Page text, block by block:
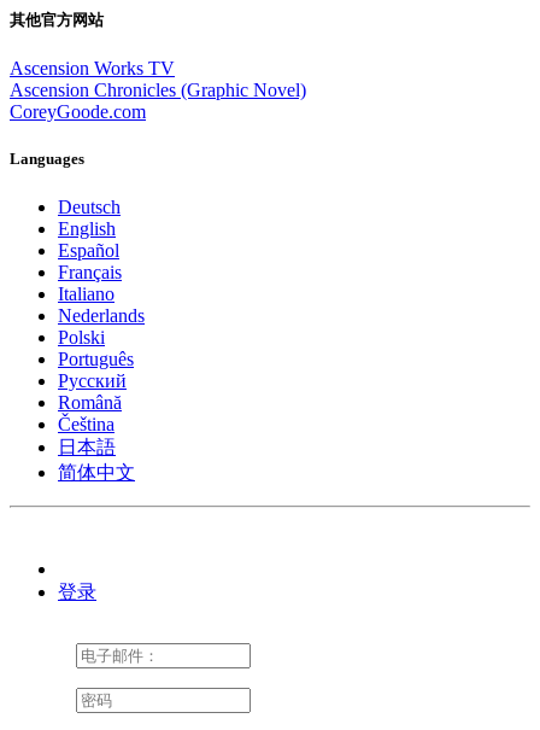
其他官方网站
Ascension Works TV
Ascension Chronicles (Graphic Novel)
CoreyGoode.com
Languages
Deutsch
English
Español
Français
Italiano
Nederlands
Polski
Português
Pусский
Română
Čeština
日本語
简体中文
登录